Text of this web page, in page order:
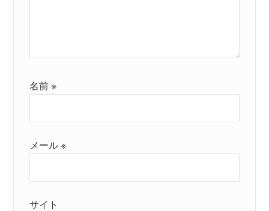
名前※
メール※
サイト